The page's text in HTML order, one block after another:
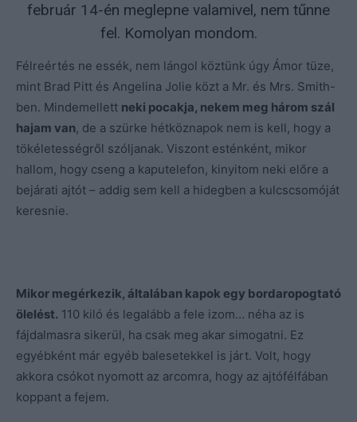
február 14-én meglepne valamivel, nem tűnne
fel. Komolyan mondom.
Félreértés ne essék, nem lángol köztünk úgy Ámor tüze,
mint Brad Pitt és Angelina Jolie közt a Mr. és Mrs. Smith-
ben. Mindemellett neki pocakja, nekem meg három szál
hajam van, de a szürke hétköznapok nem is kell, hogy a
tökéletességről szóljanak. Viszont esténként, mikor
hallom, hogy cseng a kaputelefon, kinyitom neki előre a
bejárati ajtót – addig sem kell a hidegben a kulcscsomóját
keresnie.
Mikor megérkezik, általában kapok egy bordaropogtató
ölelést. 110 kiló és legalább a fele izom… néha az is
fájdalmasra sikerül, ha csak meg akar simogatni. Ez
egyébként már egyéb balesetekkel is járt. Volt, hogy
akkora csókot nyomott az arcomra, hogy az ajtófélfában
koppant a fejem.